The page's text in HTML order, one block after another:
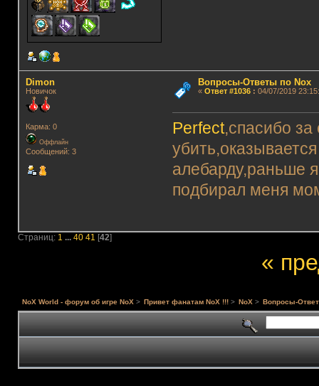
Dimon
Новичок
Карма: 0
Оффлайн
Сообщений: 3
Вопросы-Ответы по Nox
« Ответ #1036: 04/07/2019
Perfect,спасибо за
алебарду,раньше
подбирал меня
Страниц: 1 ... 40 41 [42]
«
NoX World - форум об игре NoX > Привет фанатам NoX !!! > NoX > Вопросы-